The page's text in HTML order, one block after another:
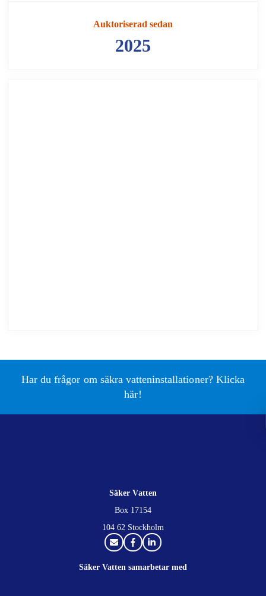
Auktoriserad sedan
2025
Har du frågor om säkra vatteninstallationer? Klicka
här!
Säker Vatten
Box 17154
104 62 Stockholm
Säker Vatten samarbetar med